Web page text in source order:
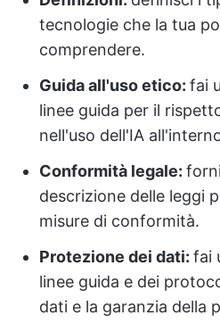
tecnologie che la tua
comprendere.
Guida all'uso etico: fai
linee guida per il
nell'uso dell'IA
Conformità legale:
descrizione delle leggi
misure di conformità.
Protezione dei dati: fai
linee guida e dei
dati e la garanzia della